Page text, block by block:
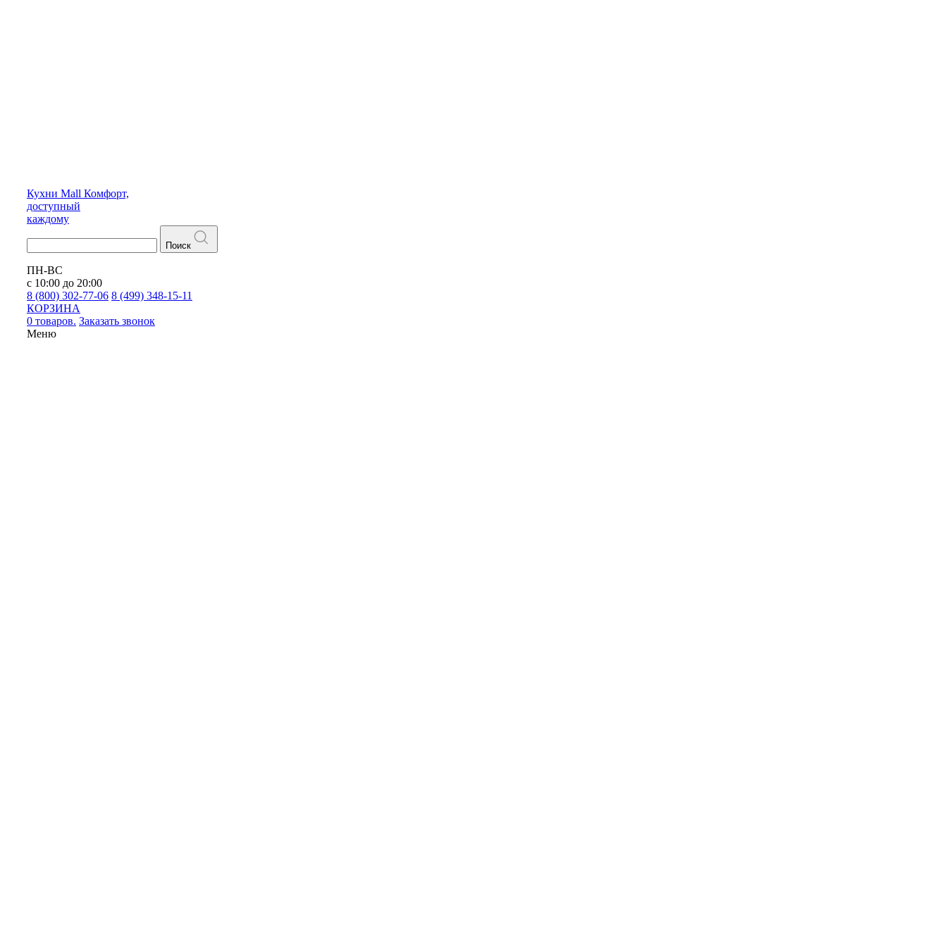
Кухни Mall Комфорт,
доступный
каждому
Поиск
ПН-ВС
с 10:00 до 20:00
8 (800) 302-77-06 8 (499) 348-15-11
КОРЗИНА
0 товаров. Заказать звонок
Меню